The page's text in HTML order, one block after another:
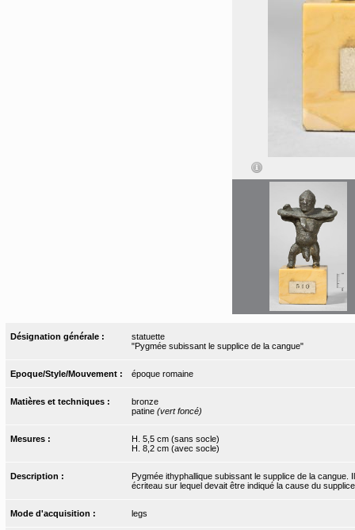
Désignation générale :
statuette
"Pygmée subissant le supplice de la cangue"
Epoque/Style/Mouvement : époque romaine
Matières et techniques :
bronze
patine (vert foncé)
Mesures :
H. 5,5 cm (sans socle)
H. 8,2 cm (avec socle)
Description :
Pygmée ithyphallique subissant le supplice de la
écriteau sur lequel devait être indiqué la cause du
Mode d'acquisition : legs